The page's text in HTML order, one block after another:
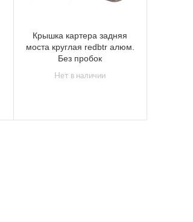
Крышка картера задняя
моста круглая redbtr алюм.
Без пробок
Нет в наличии